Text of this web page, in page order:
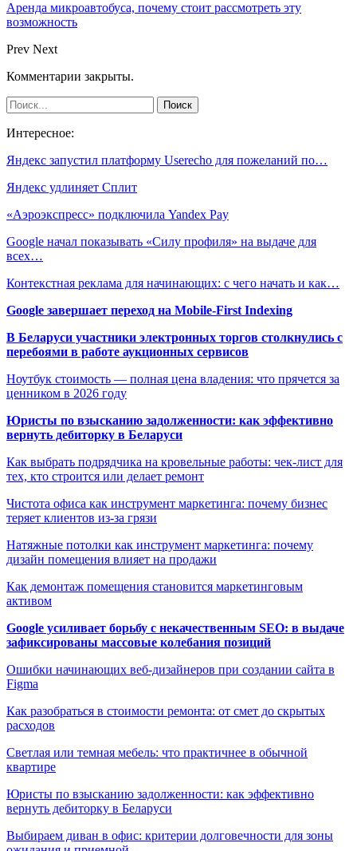
Аренда микроавтобуса, почему стоит рассмотреть эту
возможность
Prev Next
Комментарии закрыты.
Интересное:
Яндекс запустил платформу Userecho для пожеланий по…
Яндекс удлиняет Сплит
«Аэроэкспресс» подключила Yandex Pay
Google начал показывать «Силу профиля» на выдаче для
всех…
Контекстная реклама для начинающих: с чего начать и как…
Google завершает переход на Mobile-First Indexing
В Беларуси участники электронных торгов столкнулись с
перебоями в работе аукционных сервисов
Ноутбук стоимость — полная цена владения: что прячется за
ценником в 2026 году
Юристы по взысканию задолженности: как эффективно
вернуть дебиторку в Беларуси
Как выбрать подрядчика на кровельные работы: чек-лист для
тех, кто строится или делает ремонт
Чистота офиса как инструмент маркетинга: почему бизнес
теряет клиентов из-за грязи
Натяжные потолки как инструмент маркетинга: почему
дизайн помещения влияет на продажи
Как демонтаж помещения становится маркетинговым
активом
Google усиливает борьбу с некачественным SEO: в выдаче
зафиксированы массовые колебания позиций
Ошибки начинающих веб-дизайнеров при создании сайта в
Figma
Как разобраться в стоимости ремонта: от смет до скрытых
расходов
Светлая или темная мебель: что практичнее в обычной
квартире
Юристы по взысканию задолженности: как эффективно
вернуть дебиторку в Беларуси
Выбираем диван в офис: критерии долговечности для зоны